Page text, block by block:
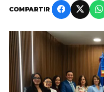
COMPARTIR